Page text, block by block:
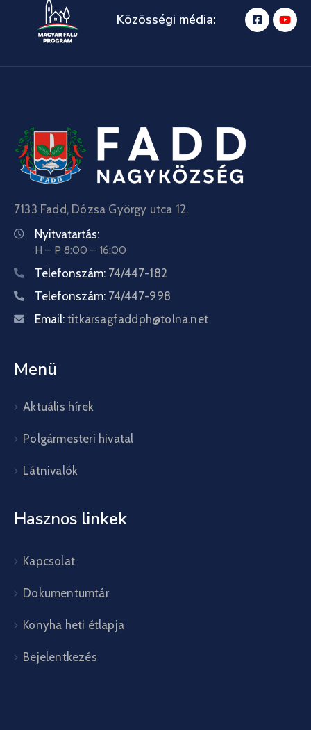
Közösségi média:
7133 Fadd, Dózsa György utca 12.
Nyitvatartás:
H – P 8:00 – 16:00
Telefonszám: 74/447-182
Telefonszám: 74/447-998
Email: titkarsagfaddph@tolna.net
Menü
Aktuális hírek
Polgármesteri hivatal
Látnivalók
Hasznos linkek
Kapcsolat
Dokumentumtár
Konyha heti étlapja
Bejelentkezés